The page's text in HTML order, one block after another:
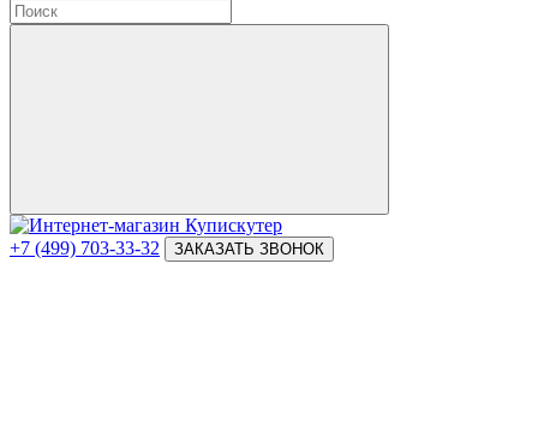
+7 (499) 703-33-32 ЗАКАЗАТЬ ЗВОНОК